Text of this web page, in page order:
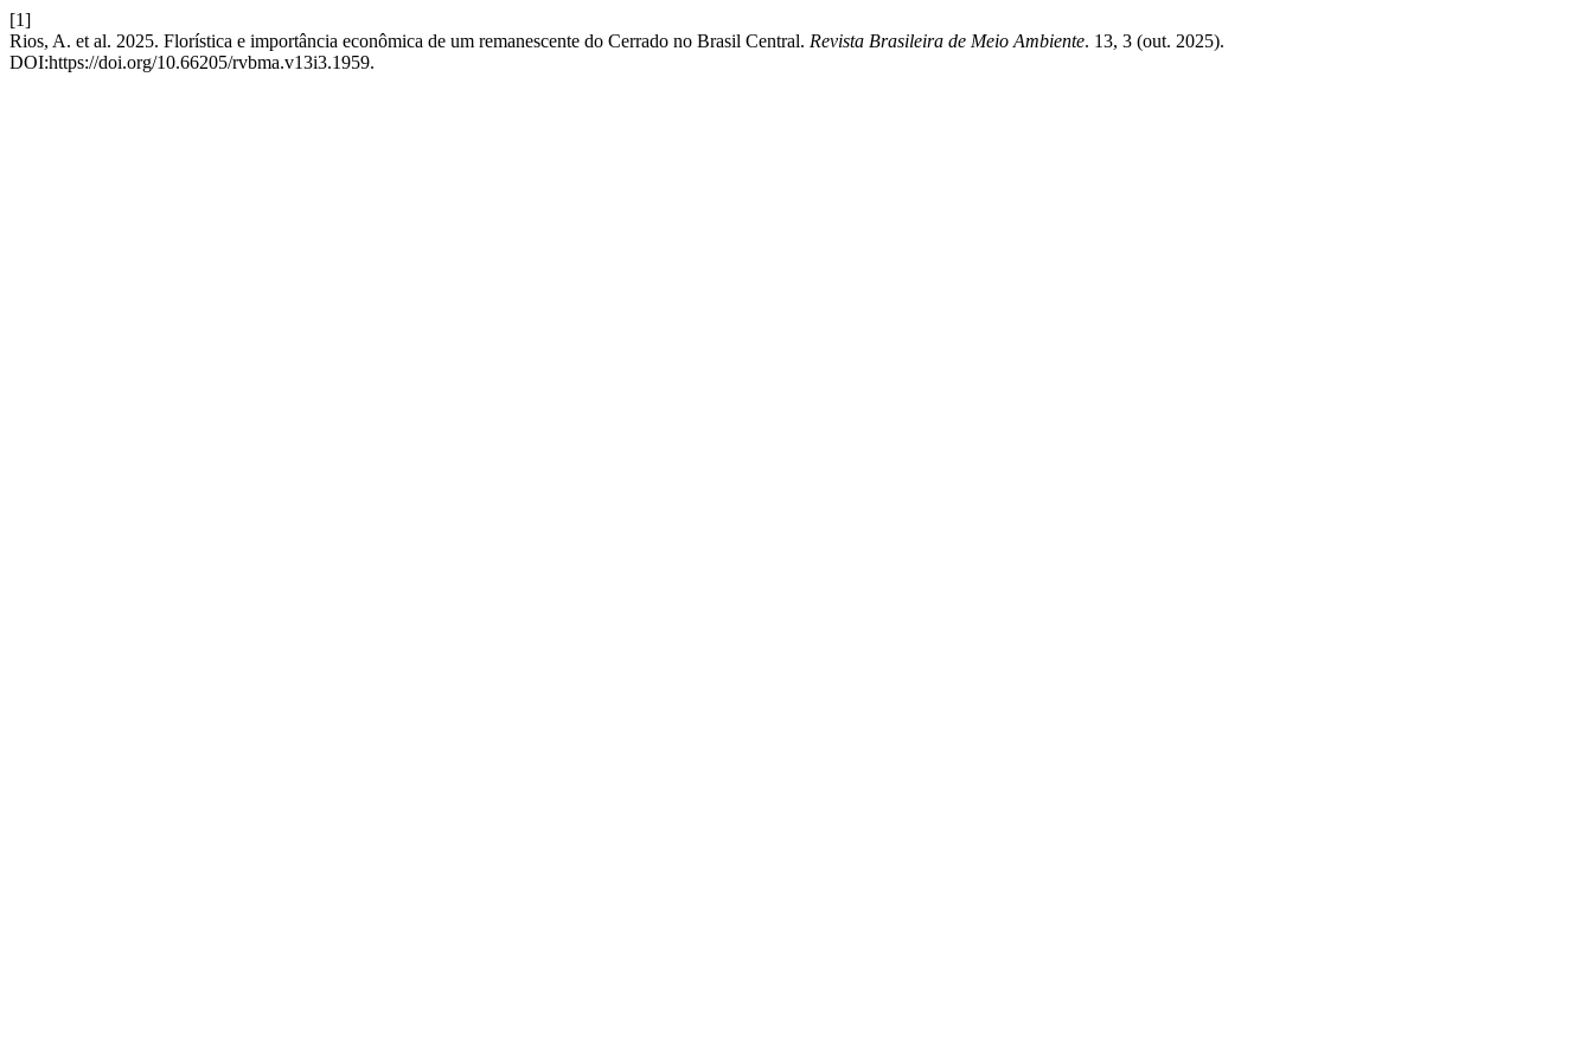
[1]
Rios, A. et al. 2025. Florística e importância econômica de um remanescente do Cerrado no Brasil Central. Revista Brasileira de Meio Ambiente. 13, 3 (out. 2025).
DOI:https://doi.org/10.66205/rvbma.v13i3.1959.